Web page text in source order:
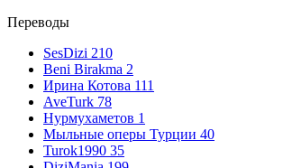
Переводы
SesDizi 210
Beni Birakma 2
Ирина Котова 111
AveTurk 78
Нурмухаметов 1
Мыльные оперы Турции 40
Turok1990 35